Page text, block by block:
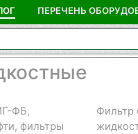
ПЕРЕЧЕНЬ
ФБ,
фильтры
Фильтр